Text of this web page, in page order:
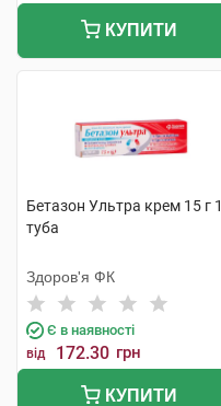
КУПИТИ
Бетазон Ультра крем 15 г 1
туба
Здоров'я ФК
Є в наявності
від 172.30 грн
КУПИТИ